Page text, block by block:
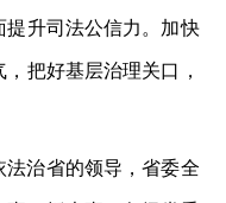
升司法公信力。加快
把好基层治理关口，
治省的领导，省委全